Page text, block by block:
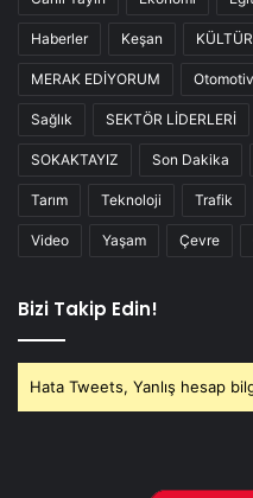
Haberler Keşan KÜLTÜR
MERAK EDİYORUM Otomotiv
Sağlık SEKTÖR LİDERLERİ
SOKAKTAYIZ Son Dakika
Tarım Teknoloji Trafik
Video Yaşam Çevre
Bizi Takip Edin!
Hata Tweets, Yanlış hesap